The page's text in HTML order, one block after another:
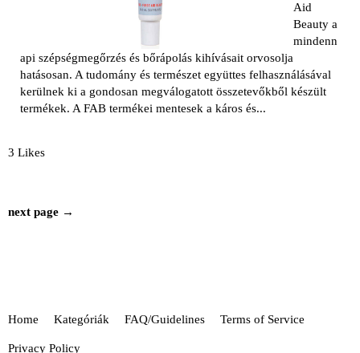
Aid
Beauty a
mindenn
api szépségmegőrzés és bőrápolás kihívásait orvosolja
hatásosan. A tudomány és természet együttes felhasználásával
kerülnek ki a gondosan megválogatott összetevőkből készült
termékek. A FAB termékei mentesek a káros és...
3 Likes
next page →
Home Kategóriák FAQ/Guidelines Terms of Service
Privacy Policy